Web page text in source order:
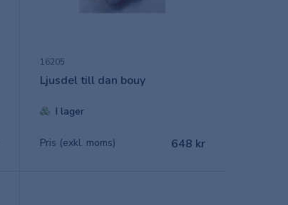
16205
Ljusdel till dan bouy
I lager
Pris (exkl. moms) 648 kr